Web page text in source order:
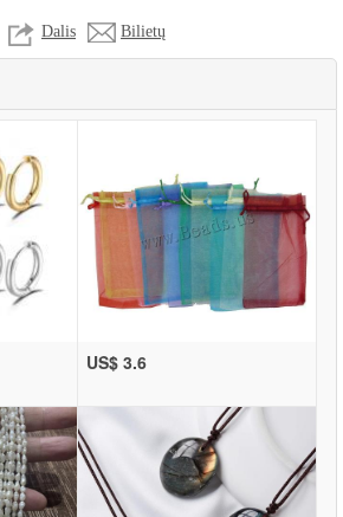
Dalis Bilietų
US$ 3.6